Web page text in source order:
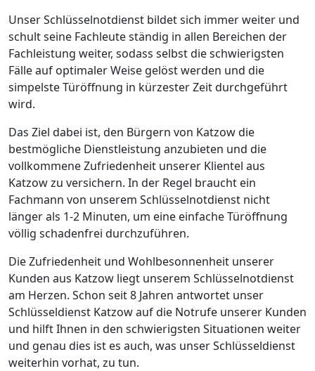
Unser Schlüsselnotdienst bildet sich immer weiter und
schult seine Fachleute ständig in allen Bereichen der
Fachleistung weiter, sodass selbst die schwierigsten
Fälle auf optimaler Weise gelöst werden und die
simpelste Türöffnung in kürzester Zeit durchgeführt
wird.
Das Ziel dabei ist, den Bürgern von Katzow die
bestmögliche Dienstleistung anzubieten und die
vollkommene Zufriedenheit unserer Klientel aus
Katzow zu versichern. In der Regel braucht ein
Fachmann von unserem Schlüsselnotdienst nicht
länger als 1-2 Minuten, um eine einfache Türöffnung
völlig schadenfrei durchzuführen.
Die Zufriedenheit und Wohlbesonnenheit unserer
Kunden aus Katzow liegt unserem Schlüsselnotdienst
am Herzen. Schon seit 8 Jahren antwortet unser
Schlüsseldienst Katzow auf die Notrufe unserer Kunden
und hilft Ihnen in den schwierigsten Situationen weiter
und genau dies ist es auch, was unser Schlüsseldienst
weiterhin vorhat, zu tun.